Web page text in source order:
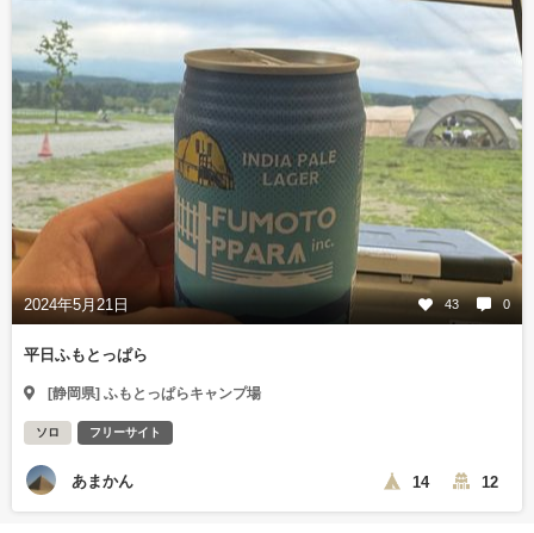
2024年5月21日 43 0
平日ふもとっぱら
[静岡県] ふもとっぱらキャンプ場
ソロ フリーサイト
あまかん 14 12